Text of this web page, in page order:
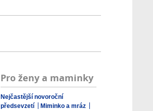
Pro ženy a maminky
Nejčastější novoroční
předsevzetí
Miminko a mráz